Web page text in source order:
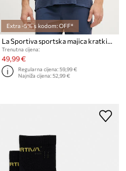
Extra -5% s kodom: OFF*
La Sportiva sportska majica kratkih rukava za muškarce Pure
Trenutna cijena:
49,99 €
Regularna cijena:59,99 €
Najniža cijena:52,99 €